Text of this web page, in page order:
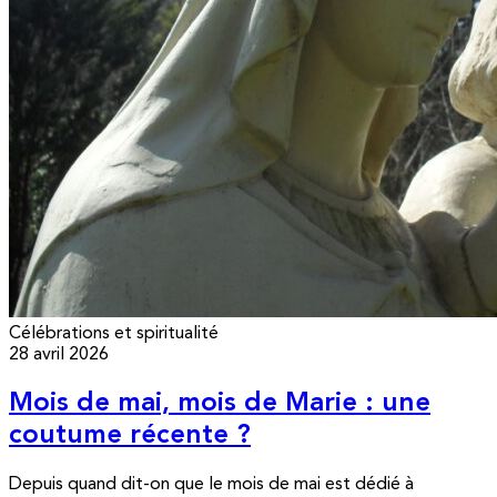
Célébrations et spiritualité
28 avril 2026
Mois de mai, mois de Marie : une
coutume récente ?
Depuis quand dit-on que le mois de mai est dédié à